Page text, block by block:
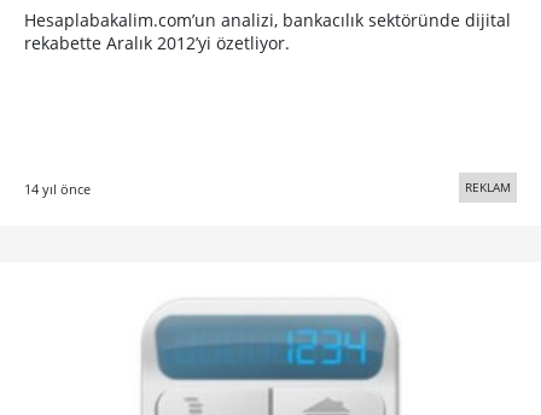
Hesaplabakalim.com’un analizi, bankacılık sektöründe dijital
rekabette Aralık 2012’yi özetliyor.
14 yıl önce REKLAM